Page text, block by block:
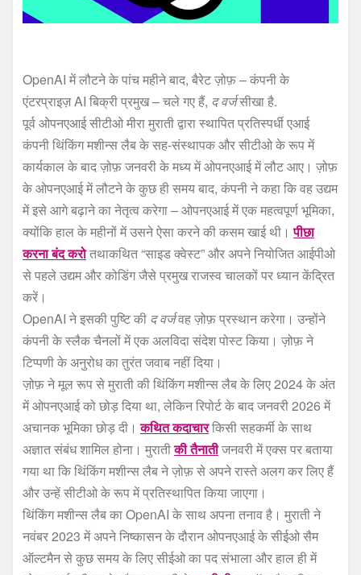
OpenAI में लौटने के पांच महीने बाद, बैरेट ज़ोफ़ – कंपनी के
एंटरप्राइज़ AI बिक्री प्रमुख – चले गए हैं, द वर्जसीखा है.
पूर्व ओपनएआई सीटीओ मीरा मुराती द्वारा स्थापित प्रतिस्पर्धी एआई
कंपनी थिंकिंग मशीन्स लैब के सह-संस्थापक और सीटीओ के रूप में
कार्यकाल के बाद ज़ोफ़ जनवरी के मध्य में ओपनएआई में लौट आए। ज़ोफ़
के ओपनएआई में लौटने के कुछ ही समय बाद, कंपनी ने कहा कि वह उद्यम
में इसे आगे बढ़ाने का नेतृत्व करेगा – ओपनएआई में एक महत्वपूर्ण भूमिका,
क्योंकि हाल के महीनों में उसने ऐसा करने की कसम खाई थी।पीछा
करना बंद करोतथाकथित “साइड क्वेस्ट” और अपने नियोजित आईपीओ
से पहले उद्यम और कोडिंग जैसे प्रमुख राजस्व चालकों पर ध्यान केंद्रित
करें।
OpenAI ने इसकी पुष्टि की द वर्जवह ज़ोफ़ प्रस्थान करेगा। उन्होंने
कंपनी के स्लैक चैनलों में एक अलविदा संदेश पोस्ट किया। ज़ोफ़ ने
टिप्पणी के अनुरोध का तुरंत जवाब नहीं दिया।
ज़ोफ़ ने मूल रूप से मुराती की थिंकिंग मशीन्स लैब के लिए 2024 के अंत
में ओपनएआई को छोड़ दिया था, लेकिन रिपोर्ट के बाद जनवरी 2026 में
अचानक भूमिका छोड़ दी।कथित कदाचारकिसी सहकर्मी के साथ
अज्ञात संबंध शामिल होना। मुरातीकी तैनातीजनवरी में एक्स पर बताया
गया था कि थिंकिंग मशीन्स लैब ने ज़ोफ़ से अपने रास्ते अलग कर लिए हैं
और उन्हें सीटीओ के रूप में प्रतिस्थापित किया जाएगा।
थिंकिंग मशीन्स लैब का OpenAI के साथ अपना तनाव है। मुराती ने
नवंबर 2023 में अपने निष्कासन के दौरान ओपनएआई के सीईओ सैम
ऑल्टमैन से कुछ समय के लिए सीईओ का पद संभाला और हाल ही में